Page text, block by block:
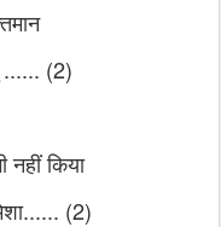
...... (2)
किया
(2)